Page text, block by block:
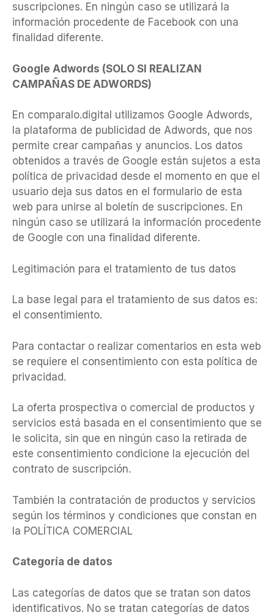
suscripciones. En ningún caso se utilizará la
información procedente de Facebook con una
finalidad diferente.
Google Adwords (SOLO SI REALIZAN
CAMPAÑAS DE ADWORDS)
En comparalo.digital utilizamos Google Adwords,
la plataforma de publicidad de Adwords, que nos
permite crear campañas y anuncios. Los datos
obtenidos a través de Google están sujetos a esta
política de privacidad desde el momento en que el
usuario deja sus datos en el formulario de esta
web para unirse al boletín de suscripciones. En
ningún caso se utilizará la información procedente
de Google con una finalidad diferente.
Legitimación para el tratamiento de tus datos
La base legal para el tratamiento de sus datos es:
el consentimiento.
Para contactar o realizar comentarios en esta web
se requiere el consentimiento con esta política de
privacidad.
La oferta prospectiva o comercial de productos y
servicios está basada en el consentimiento que se
le solicita, sin que en ningún caso la retirada de
este consentimiento condicione la ejecución del
contrato de suscripción.
También la contratación de productos y servicios
según los términos y condiciones que constan en
la POLÍTICA COMERCIAL
Categoría de datos
Las categorías de datos que se tratan son datos
identificativos. No se tratan categorías de datos